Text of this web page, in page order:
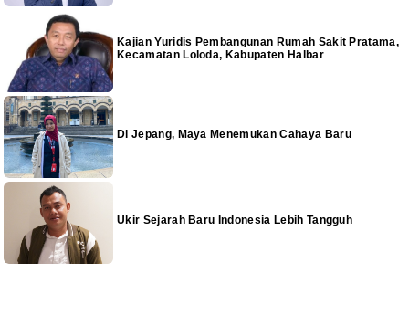
Kajian Yuridis Pembangunan Rumah Sakit Pratama,
Kecamatan Loloda, Kabupaten Halbar
Di Jepang, Maya Menemukan Cahaya Baru
Ukir Sejarah Baru Indonesia Lebih Tangguh